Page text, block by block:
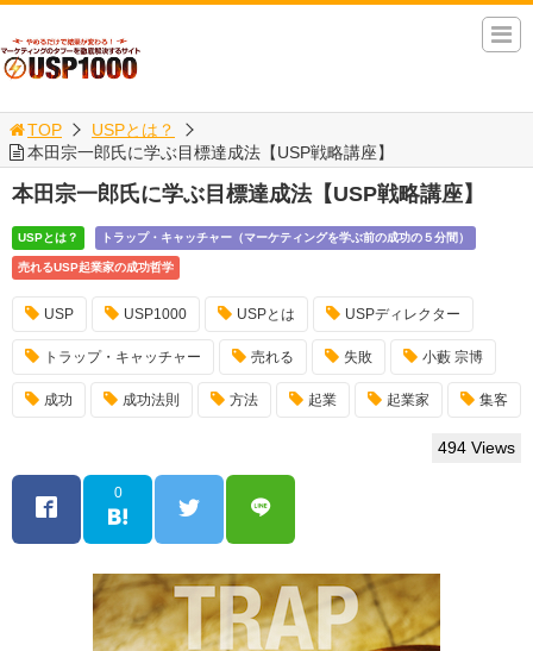
TOP
USPとは？
本田宗一郎氏に学ぶ目標達成法【USP戦略講座】
本田宗一郎氏に学ぶ目標達成法【USP戦略講座】
USPとは？ トラップ・キャッチャー（マーケティングを学ぶ前の成功の５分間）
売れるUSP起業家の成功哲学
USP USP1000 USPとは USPディレクター
トラップ・キャッチャー 売れる 失敗 小藪 宗博
成功 成功法則 方法 起業 起業家 集客
494 Views
0